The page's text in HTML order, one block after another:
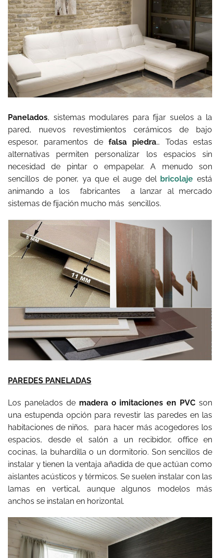
Panelados, sistemas modulares para fijar suelos a la
pared, nuevos revestimientos cerámicos de bajo
espesor, paramentos de falsa piedra… Todas estas
alternativas permiten personalizar los espacios sin
necesidad de pintar o empapelar. A menudo son
sencillos de poner, ya que el auge del bricolaje está
animando a los fabricantes a lanzar al mercado
sistemas de fijación mucho más sencillos.
PAREDES PANELADAS
Los panelados de madera o imitaciones en PVC son
una estupenda opción para revestir las paredes en las
habitaciones de niños, para hacer más acogedores los
espacios, desde el salón a un recibidor, office en
cocinas, la buhardilla o un dormitorio. Son sencillos de
instalar y tienen la ventaja añadida de que actúan como
aislantes acústicos y térmicos. Se suelen instalar con las
lamas en vertical, aunque algunos modelos más
anchos se instalan en horizontal.